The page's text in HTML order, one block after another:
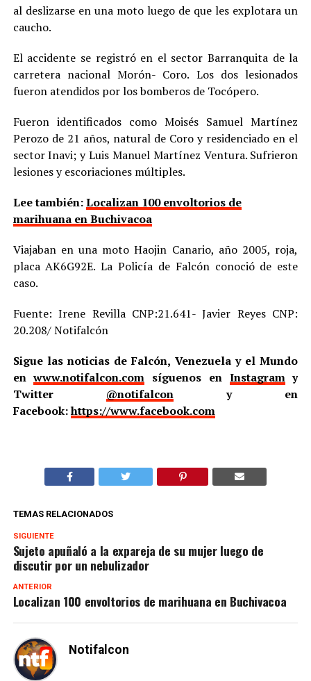
al deslizarse en una moto luego de que les explotara un
caucho.
El accidente se registró en el sector Barranquita de la
carretera nacional Morón- Coro. Los dos lesionados
fueron atendidos por los bomberos de Tocópero.
Fueron identificados como Moisés Samuel Martínez
Perozo de 21 años, natural de Coro y residenciado en el
sector Inavi; y Luis Manuel Martínez Ventura. Sufrieron
lesiones y escoriaciones múltiples.
Lee también:Localizan 100 envoltorios de
marihuana en Buchivacoa
Viajaban en una moto Haojin Canario, año 2005, roja,
placa AK6G92E. La Policía de Falcón conoció de este
caso.
Fuente: Irene Revilla CNP:21.641- Javier Reyes CNP:
20.208/ Notifalcón
Sigue las noticias de Falcón, Venezuela y el Mundo
enwww.notifalcon.com síguenos en Instagramy
Twitter @notifalcony en
Facebook:https://www.facebook.com
TEMAS RELACIONADOS
SIGUIENTE
Sujeto apuñaló a la expareja de su mujer luego de
discutir por un nebulizador
ANTERIOR
Localizan 100 envoltorios de marihuana en Buchivacoa
Notifalcon